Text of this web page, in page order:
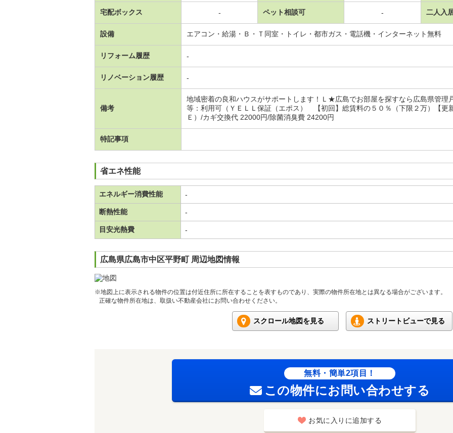
宅配ボックス - ペット相談可 - 二人入
設備 エアコン・給湯・Ｂ・Ｔ同室・トイレ・都市ガス・電話機・インターネット無料
リフォーム履歴 -
リノベーション履歴 -
備考
地域密着の良和ハウスがサポートします！Ｌ★広島でお部屋を探すなら広島県管
等：利用可（ＹＥＬＬ保証（エポス） 【初回】総賃料の５０％（下限２万）【更
Ｅ）/カギ交換代 22000円/除菌消臭費 24200円
特記事項
省エネ性能
エネルギー消費性能 -
断熱性能 -
目安光熱費 -
広島県広島市中区平野町 周辺地図情報
※地図上に表示される物件の位置は付近住所に所在することを表すものであり、実際の物件所在地とは異なる場合がございます。
正確な物件所在地は、取扱い不動産会社にお問い合わせください。
スクロール地図を見る ストリートビューで見る
無料・簡単2項目！
この物件にお問い合わせする
お気に入りに追加する